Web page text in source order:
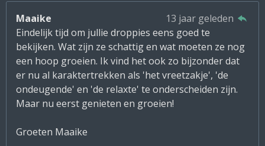
Maaike
13 jaar geleden
Eindelijk tijd om jullie droppies eens goed te
bekijken. Wat zijn ze schattig en wat moeten ze nog
een hoop groeien. Ik vind het ook zo bijzonder dat
er nu al karaktertrekken als 'het vreetzakje', 'de
ondeugende' en 'de relaxte' te onderscheiden zijn.
Maar nu eerst genieten en groeien!
Groeten Maaike